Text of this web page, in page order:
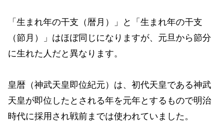
「生まれ年の干支（暦月）」と「生まれ年の干支
（節月）」はほぼ同じになりますが、元旦から節分
に生れた人だと異なります。
皇暦（神武天皇即位紀元）は、初代天皇である神武
天皇が即位したとされる年を元年とするもので明治
時代に採用され戦前までは使われていました。